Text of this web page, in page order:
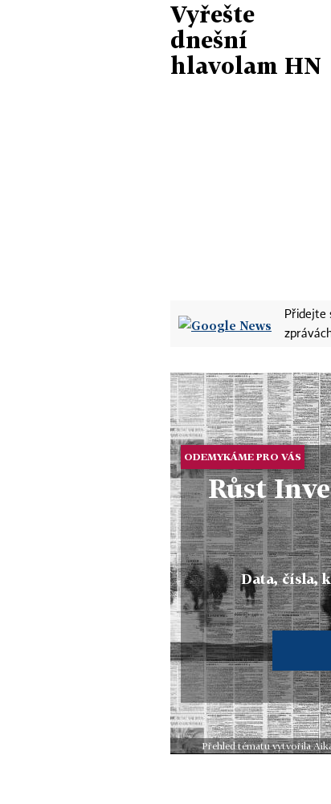
Vyřešte
dnešní
hlavolam HN
Přidejte
ODEMYKÁME PRO VÁS
Růst
Data, čísla,
Přehled tématu vytvořila